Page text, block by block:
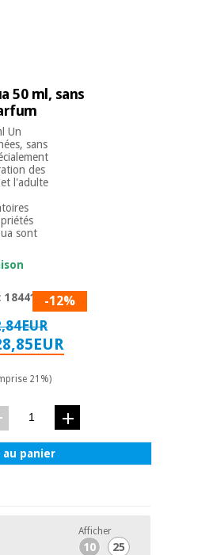
50 ml, sans
Un
sans
des
l'adulte
sont
1844118-12%
21%)
panier
Afficher
10
25